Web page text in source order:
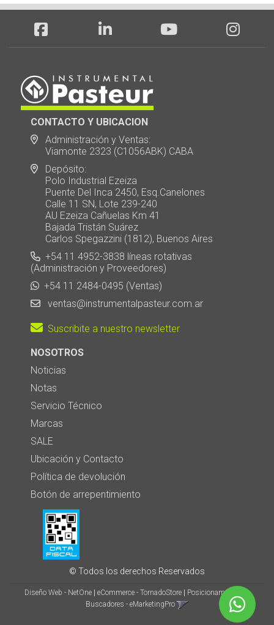
CONTACTO Y UBICACION
Administración y Ventas:
Viamonte 2323 (C1056ABK) CABA
Depósito:
Polo Industrial Ezeiza
Puente Del Inca 2450, Esq.Canelones
Calle 11 SN, Lote 239-240
AU Ezeiza Cañuelas Km 41
Bajada Tristán Suárez
Carlos Spegazzini (1812), Buenos Aires
+54 11 4952-3838 líneas rotativas
(Administración y Proveedores)
+54 11 2484-0495 (Ventas)
ventas@instrumentalpasteur.com.ar
Suscribite a nuestro newsletter
NOSOTROS
Noticias
Notas
Servicio Técnico
Marcas
SALE
Ubicación y Contacto
Política de devolución
Botón de arrepentimiento
© Todos los derechos Reservados
Diseño Web - NetOne eCommerce - TornadoStore
Posicionamiento en
Buscadores - eMarketingPro